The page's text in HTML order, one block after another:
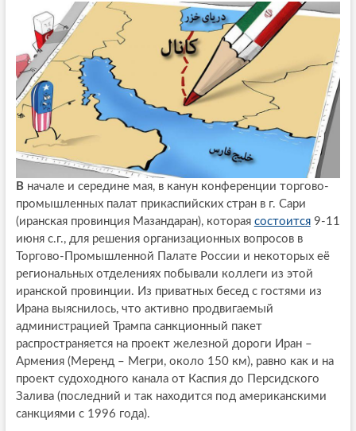
Вначале и середине мая, в канун конференции торгово-
промышленных палат прикаспийских стран в г. Сари
(иранская провинция Мазандаран), которая состоится9-11
июня с.г., для решения организационных вопросов в
Торгово-Промышленной Палате России и некоторых её
региональных отделениях побывали коллеги из этой
иранской провинции. Из приватных бесед с гостями из
Ирана выяснилось, что активно продвигаемый
администрацией Трампа санкционный пакет
распространяется на проект железной дороги Иран –
Армения (Меренд – Мегри, около 150 км), равно как и на
проект судоходного канала от Каспия до Персидского
Залива (последний и так находится под американскими
санкциями с 1996 года).